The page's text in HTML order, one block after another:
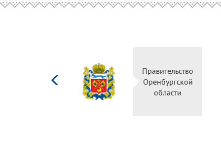
Правительство
Оренбургской
области